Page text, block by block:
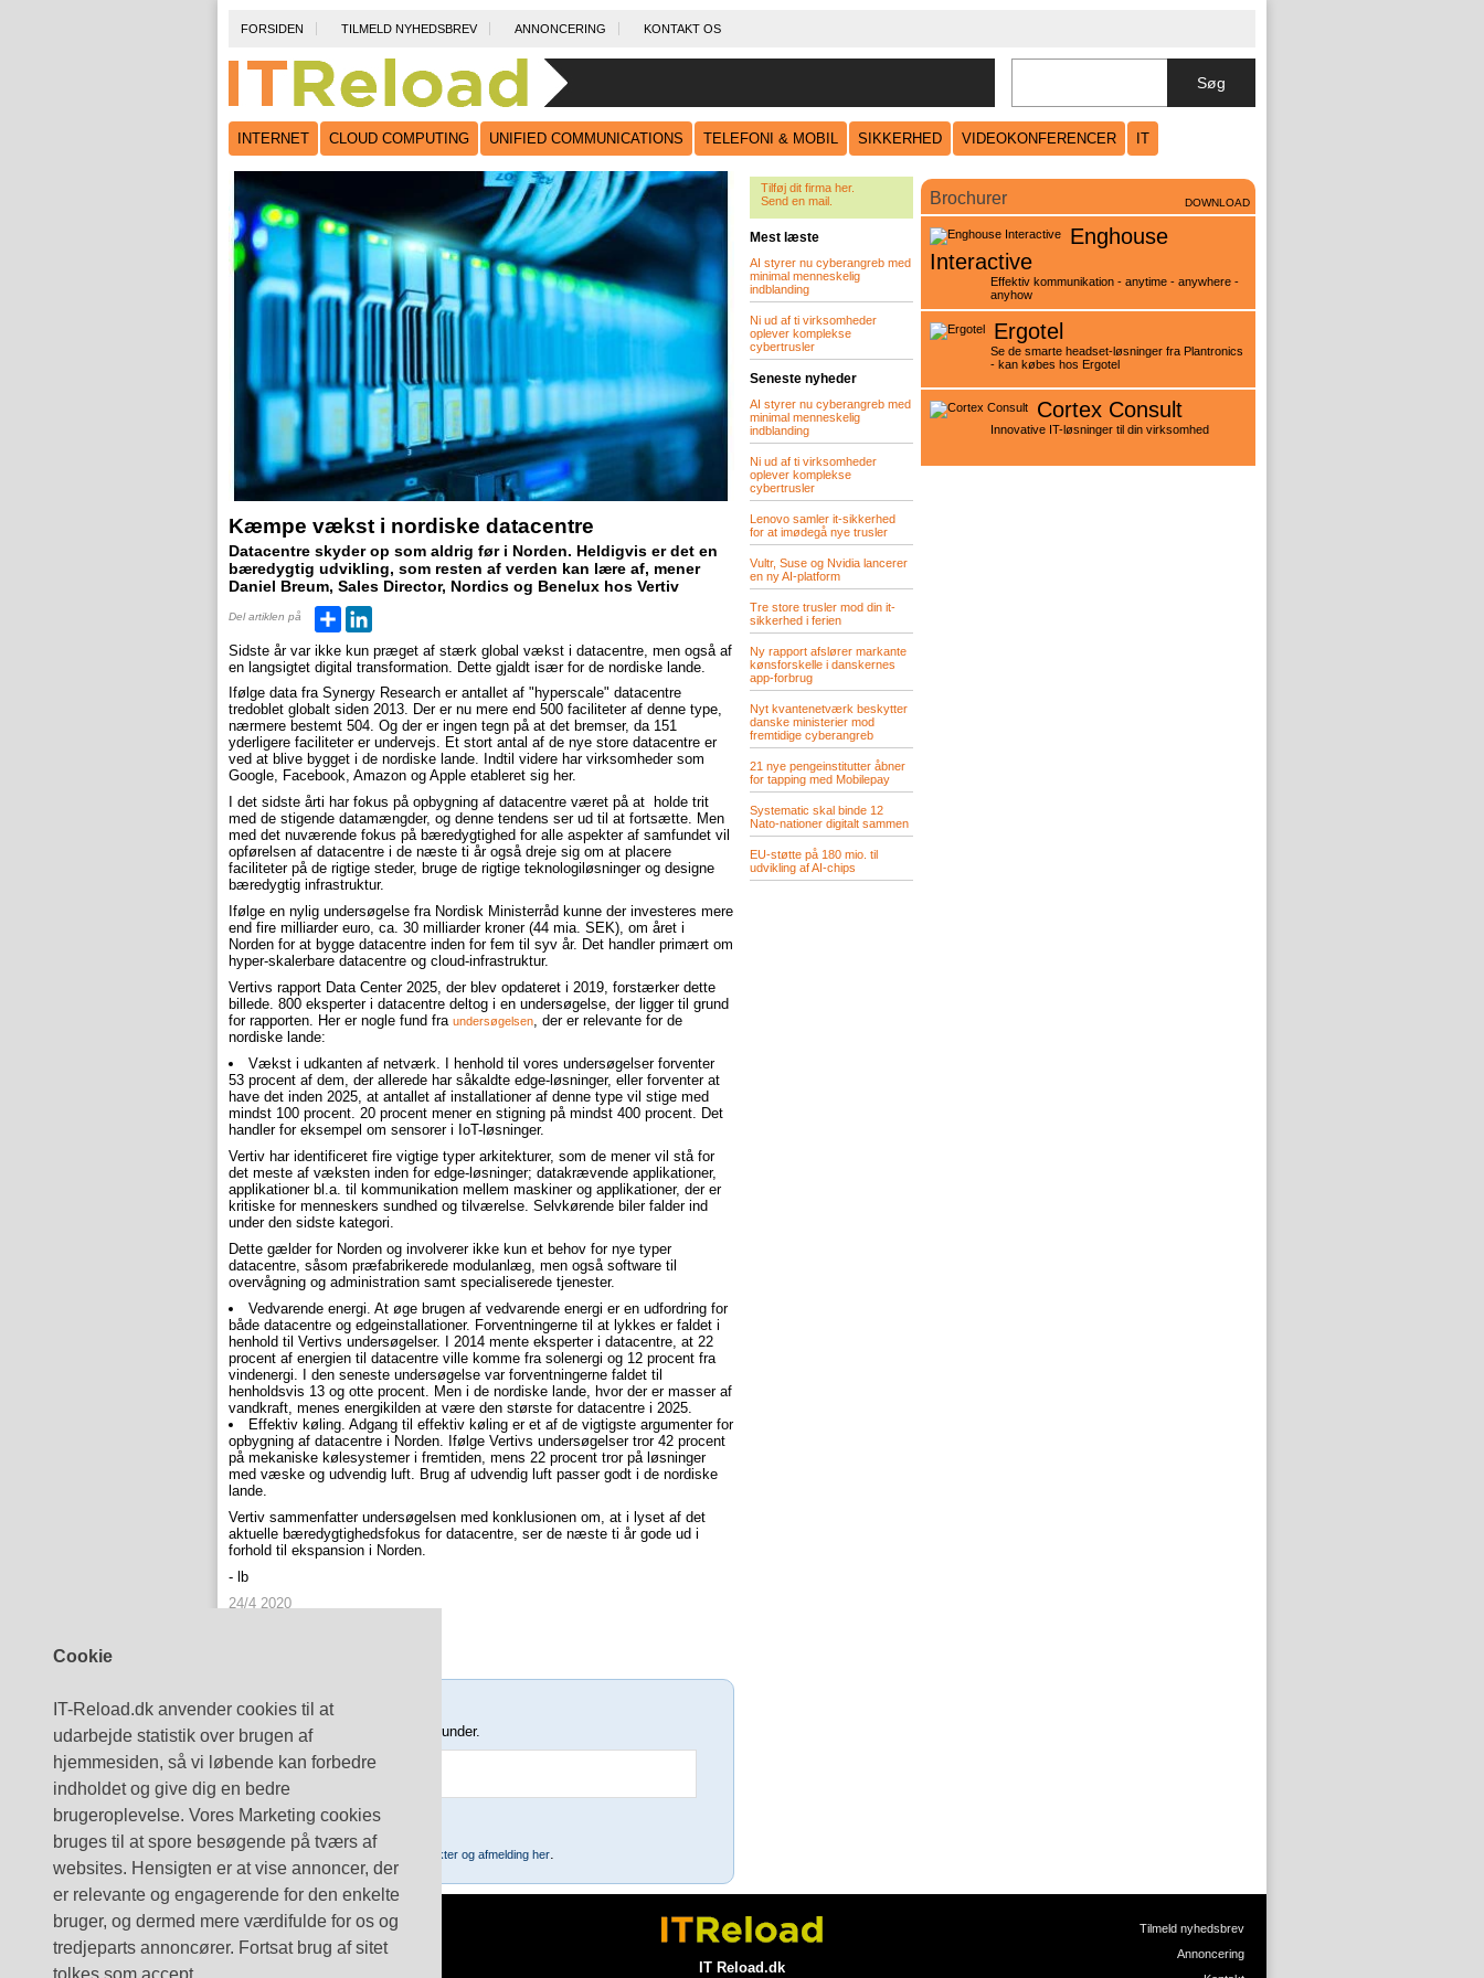
Cookie
IT-Reload.dk anvender cookies til at
udarbejde statistik over brugen af
hjemmesiden, så vi løbende kan forbedre
indholdet og give dig en bedre
brugeroplevelse. Vores Marketing cookies
bruges til at spore besøgende på tværs af
websites. Hensigten er at vise annoncer, der
er relevante og engagerende for den enkelte
bruger, og dermed mere værdifulde for os og
tredjeparts annoncører. Fortsat brug af sitet
tolkes som accept.
FORSIDEN TILMELD NYHEDSBREV ANNONCERING KONTAKT OS
Søg
INTERNET CLOUD COMPUTING UNIFIED COMMUNICATIONS TELEFONI & MOBIL SIKKERHED VIDEOKONFERENCER IT
Kæmpe vækst i nordiske datacentre
Datacentre skyder op som aldrig før i Norden. Heldigvis er det en
bæredygtig udvikling, som resten af verden kan lære af, mener
Daniel Breum, Sales Director, Nordics og Benelux hos Vertiv
Del artiklen på Del
Sidste år var ikke kun præget af stærk global vækst i datacentre, men også af
en langsigtet digital transformation. Dette gjaldt især for de nordiske lande.
Ifølge data fra Synergy Research er antallet af "hyperscale" datacentre
tredoblet globalt siden 2013. Der er nu mere end 500 faciliteter af denne type,
nærmere bestemt 504. Og der er ingen tegn på at det bremser, da 151
yderligere faciliteter er undervejs. Et stort antal af de nye store datacentre er
ved at blive bygget i de nordiske lande. Indtil videre har virksomheder som
Google, Facebook, Amazon og Apple etableret sig her.
I det sidste årti har fokus på opbygning af datacentre været på at holde trit
med de stigende datamængder, og denne tendens ser ud til at fortsætte. Men
med det nuværende fokus på bæredygtighed for alle aspekter af samfundet vil
opførelsen af datacentre i de næste ti år også dreje sig om at placere
faciliteter på de rigtige steder, bruge de rigtige teknologiløsninger og designe
bæredygtig infrastruktur.
Ifølge en nylig undersøgelse fra Nordisk Ministerråd kunne der investeres mere
end fire milliarder euro, ca. 30 milliarder kroner (44 mia. SEK), om året i
Norden for at bygge datacentre inden for fem til syv år. Det handler primært om
hyper-skalerbare datacentre og cloud-infrastruktur.
Vertivs rapport Data Center 2025, der blev opdateret i 2019, forstærker dette
billede. 800 eksperter i datacentre deltog i en undersøgelse, der ligger til grund
for rapporten. Her er nogle fund fra undersøgelsen, der er relevante for de
nordiske lande:
Vækst i udkanten af netværk. I henhold til vores undersøgelser forventer
53 procent af dem, der allerede har såkaldte edge-løsninger, eller forventer at
have det inden 2025, at antallet af installationer af denne type vil stige med
mindst 100 procent. 20 procent mener en stigning på mindst 400 procent. Det
handler for eksempel om sensorer i IoT-løsninger.
Vertiv har identificeret fire vigtige typer arkitekturer, som de mener vil stå for
det meste af væksten inden for edge-løsninger; datakrævende applikationer,
applikationer bl.a. til kommunikation mellem maskiner og applikationer, der er
kritiske for menneskers sundhed og tilværelse. Selvkørende biler falder ind
under den sidste kategori.
Dette gælder for Norden og involverer ikke kun et behov for nye typer
datacentre, såsom præfabrikerede modulanlæg, men også software til
overvågning og administration samt specialiserede tjenester.
Vedvarende energi. At øge brugen af vedvarende energi er en udfordring for
både datacentre og edgeinstallationer. Forventningerne til at lykkes er faldet i
henhold til Vertivs undersøgelser. I 2014 mente eksperter i datacentre, at 22
procent af energien til datacentre ville komme fra solenergi og 12 procent fra
vindenergi. I den seneste undersøgelse var forventningerne faldet til
henholdsvis 13 og otte procent. Men i de nordiske lande, hvor der er masser af
vandkraft, menes energikilden at være den største for datacentre i 2025.
Effektiv køling. Adgang til effektiv køling er et af de vigtigste argumenter for
opbygning af datacentre i Norden. Ifølge Vertivs undersøgelser tror 42 procent
på mekaniske kølesystemer i fremtiden, mens 22 procent tror på løsninger
med væske og udvendig luft. Brug af udvendig luft passer godt i de nordiske
lande.
Vertiv sammenfatter undersøgelsen med konklusionen om, at i lyset af det
aktuelle bæredygtighedsfokus for datacentre, ser de næste ti år gode ud i
forhold til ekspansion i Norden.
- lb
24/4 2020
Tilmeld nyhedsbrev
Indtast din e-mail-adresse herunder.
Læs mere om udsendelsestidspunkter og afmelding her
Tilføj dit firma her.
Send en mail.
Mest læste
AI styrer nu cyberangreb med
minimal menneskelig
indblanding
Ni ud af ti virksomheder
oplever komplekse
cybertrusler
Seneste nyheder
AI styrer nu cyberangreb med
minimal menneskelig
indblanding
Ni ud af ti virksomheder
oplever komplekse
cybertrusler
Lenovo samler it-sikkerhed
for at imødegå nye trusler
Vultr, Suse og Nvidia lancerer
en ny AI-platform
Tre store trusler mod din it-
sikkerhed i ferien
Ny rapport afslører markante
kønsforskelle i danskernes
app-forbrug
Nyt kvantenetværk beskytter
danske ministerier mod
fremtidige cyberangreb
21 nye pengeinstitutter åbner
for tapping med Mobilepay
Systematic skal binde 12
Nato-nationer digitalt sammen
EU-støtte på 180 mio. til
udvikling af AI-chips
Brochurer DOWNLOAD
Enghouse
Interactive
Effektiv kommunikation - anytime - anywhere -
anyhow
Ergotel
Se de smarte headset-løsninger fra Plantronics
- kan købes hos Ergotel
Cortex Consult
Innovative IT-løsninger til din virksomhed
Internet
Cloud Computing
IT Reload.dk
Tilmeld nyhedsbrev
Annoncering